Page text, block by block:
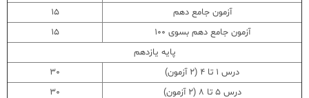
آزمون جامع دهم
15
آزمون جامع دهم بسوی 100
15
پایه یازدهم
درس 1 تا 4 (2 آزمون)
30
درس 5 تا 8 (2 آزمون)
30